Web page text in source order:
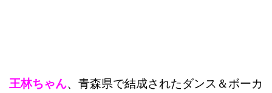
王林ちゃん、青森県で結成されたダンス＆ボーカ